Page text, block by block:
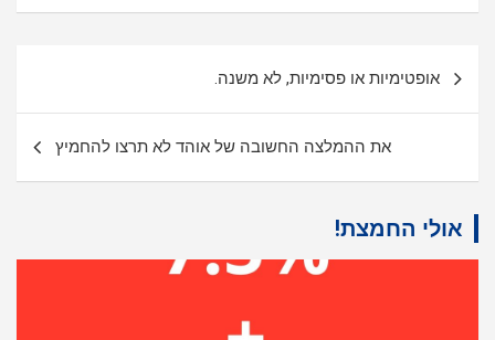
אופטימיות או פסימיות, לא משנה.
את ההמלצה החשובה של אוהד לא תרצו להחמיץ
אולי החמצת!